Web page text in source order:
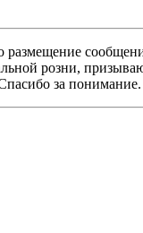
размещение
розни,
за понимание.